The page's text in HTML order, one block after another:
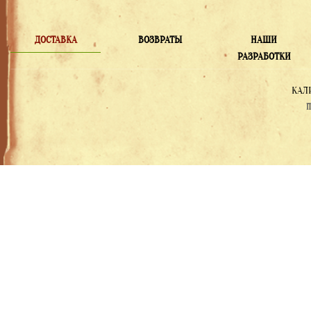
ДОСТАВКА ВОЗВРАТЫ
НАШИ
РАЗРАБОТКИ